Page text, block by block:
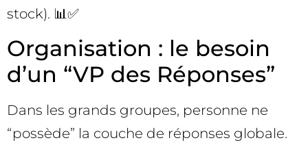
stock). 📊✅
Organisation : le besoin
d’un “VP des Réponses”
Dans les grands groupes, personne ne
“possède” la couche de réponses globale.